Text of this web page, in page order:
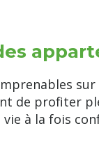
de profiter
à la fois